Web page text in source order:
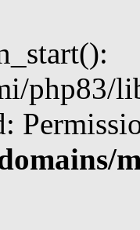
php83/